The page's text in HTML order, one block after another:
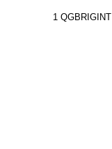
1 QGBRIGINT